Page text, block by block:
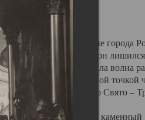
чем другие губернские города
в результате которых он
Архангельску ударила волна
20 –х годов. Отправной точкой
кафедрального Свято –
величественный каменный